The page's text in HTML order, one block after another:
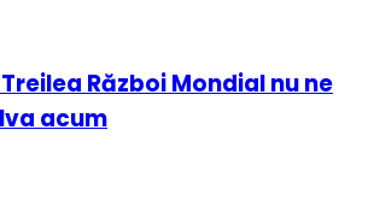
Război Mondial nu ne
acum